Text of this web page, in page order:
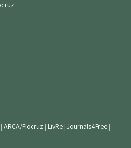
| ARCA/Fiocruz | LivRe | Journals4Free |